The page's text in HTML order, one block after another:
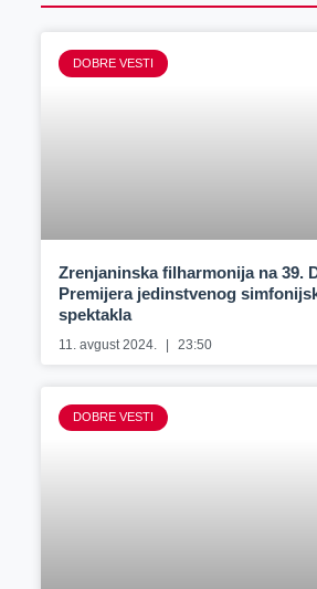
DOBRE VESTI
Zrenjaninska filharmonija na 39.
Premijera jedinstvenog
spektakla
11. avgust 2024. 23:50
DOBRE VESTI